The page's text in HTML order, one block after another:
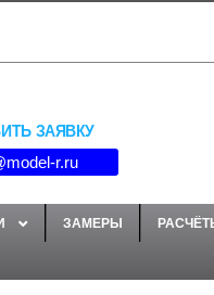
ЗАЯВКУ
r.ru
ЗАМЕРЫ